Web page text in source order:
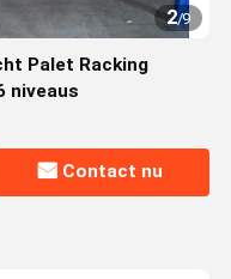
2/9
Palet Racking
niveaus
Contact nu